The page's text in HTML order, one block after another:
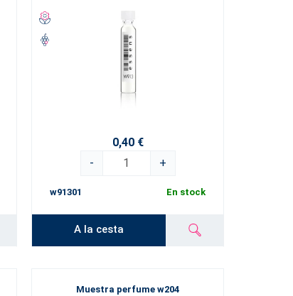
0,40 €
-
+
w91301 En stock
A la cesta
Muestra perfume w204